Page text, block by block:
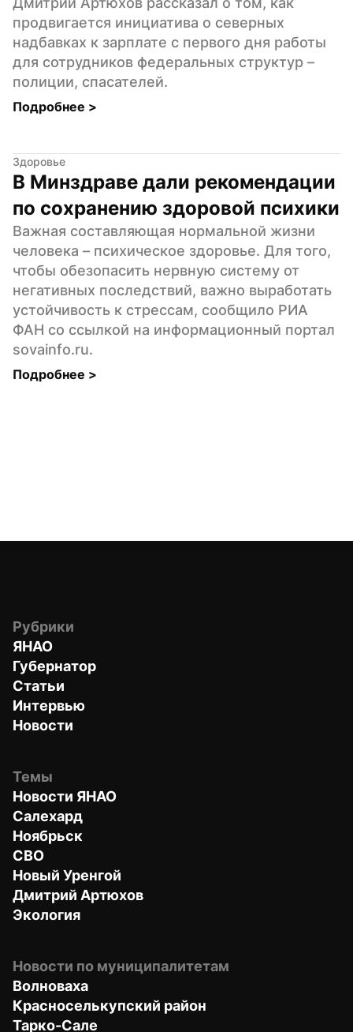
продвигается инициатива о северных
надбавках к зарплате с первого дня работы
для сотрудников федеральных структур –
полиции, спасателей.
Подробнее >
Здоровье
В Минздраве дали рекомендации
по сохранению здоровой психики
Важная составляющая нормальной жизни
человека – психическое здоровье. Для того,
чтобы обезопасить нервную систему от
негативных последствий, важно выработать
устойчивость к стрессам, сообщило РИА
ФАН со ссылкой на информационный портал
sovainfo.ru.
Подробнее >
Рубрики
ЯНАО
Губернатор
Статьи
Интервью
Новости
Темы
Новости ЯНАО
Салехард
Ноябрьск
СВО
Новый Уренгой
Дмитрий Артюхов
Экология
Новости по муниципалитетам
Волноваха
Красноселькупский район
Тарко-Сале